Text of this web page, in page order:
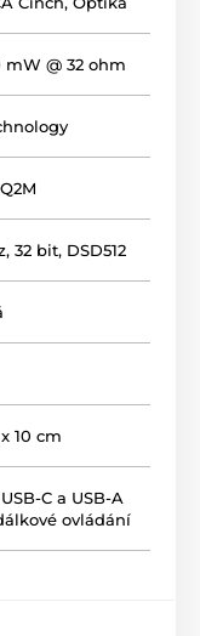
mW @ 32 ohm
32 bit, DSD512
10 cm
C a USB-A
ovládání